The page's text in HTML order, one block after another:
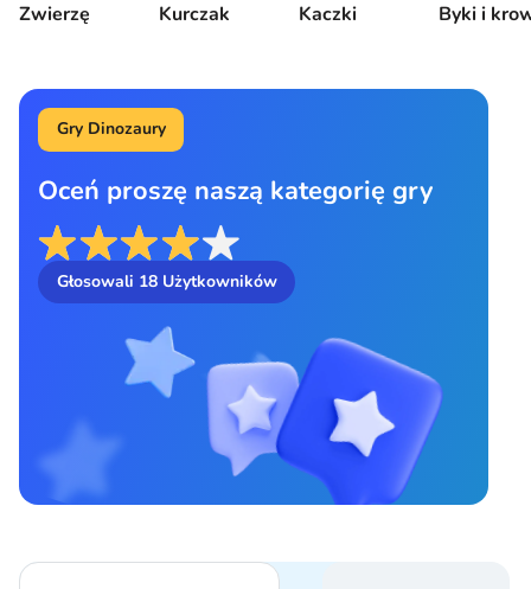
Zwierzę Kurczak Kaczki Byki i
Gry Dinozaury
Oceń proszę naszą kategorię gry
Głosowali 18Użytkowników